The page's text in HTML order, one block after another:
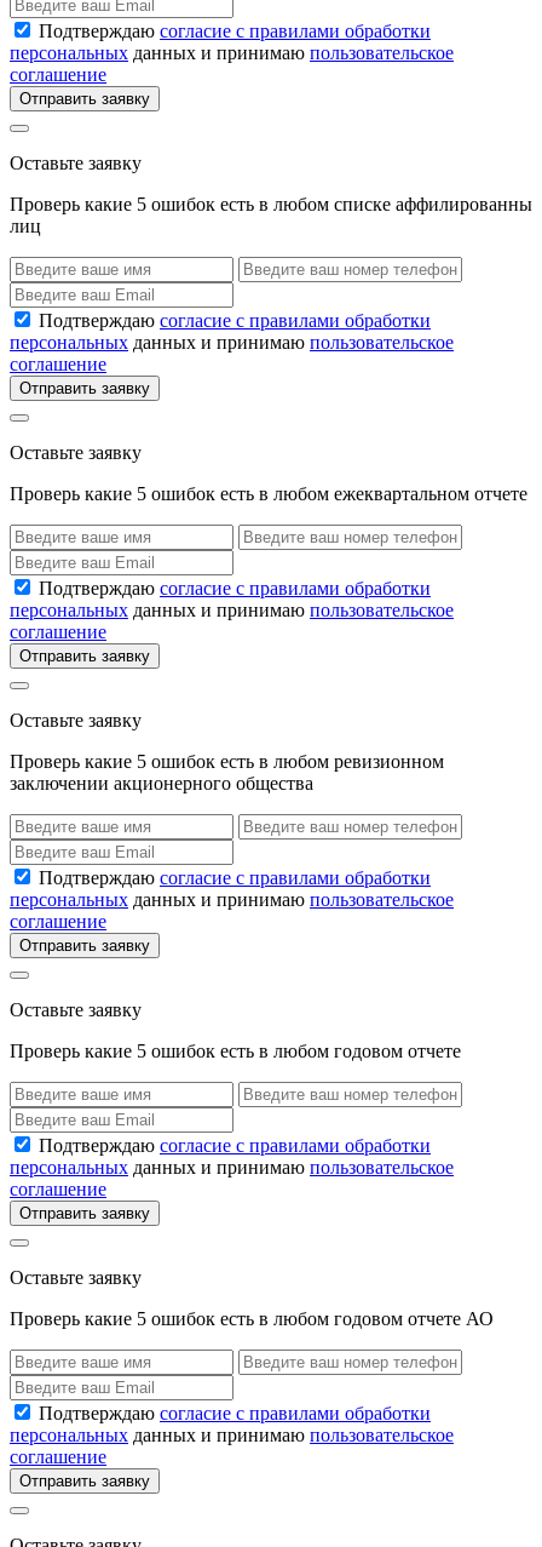
Подтверждаю согласие с правилами обработки
персональных данных и принимаю пользовательское
соглашение
Отправить заявку
Оставьте заявку
Проверь какие 5 ошибок есть в любом списке аффилированны
лиц
Подтверждаю согласие с правилами обработки
персональных данных и принимаю пользовательское
соглашение
Отправить заявку
Оставьте заявку
Проверь какие 5 ошибок есть в любом ежеквартальном отчете
Подтверждаю согласие с правилами обработки
персональных данных и принимаю пользовательское
соглашение
Отправить заявку
Оставьте заявку
Проверь какие 5 ошибок есть в любом ревизионном
заключении акционерного общества
Подтверждаю согласие с правилами обработки
персональных данных и принимаю пользовательское
соглашение
Отправить заявку
Оставьте заявку
Проверь какие 5 ошибок есть в любом годовом отчете
Подтверждаю согласие с правилами обработки
персональных данных и принимаю пользовательское
соглашение
Отправить заявку
Оставьте заявку
Проверь какие 5 ошибок есть в любом годовом отчете АО
Подтверждаю согласие с правилами обработки
персональных данных и принимаю пользовательское
соглашение
Отправить заявку